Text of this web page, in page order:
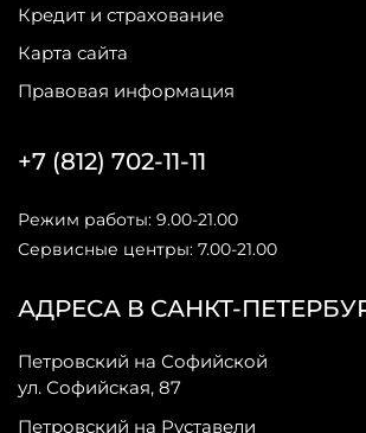
Кредит и страхование
Карта сайта
Правовая информация
АДРЕСА В САНКТ-
Петровский на Софийской
ул. Софийская, 87
Петровский на Руставели
+7 (812) 702-11-11
Режим работы: 9.00-21.00
Сервисные центры: 7.00-21.00